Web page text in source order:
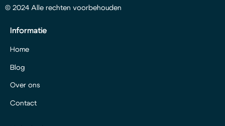
© 2024 Alle rechten voorbehouden
Informatie
Home
Blog
Over ons
Contact